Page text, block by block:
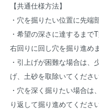
【共通仕様方
・穴を掘りたい位置に先端
・希望の深さに達するまで
右回りに回し穴を掘り進めま
・引上げが困難な場合は
げ、土砂を取除いてください
・穴を深く掘りたい場合
り返して掘り進めてください